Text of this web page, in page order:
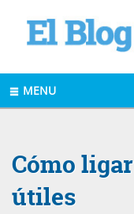
MENU
Cómo
útiles